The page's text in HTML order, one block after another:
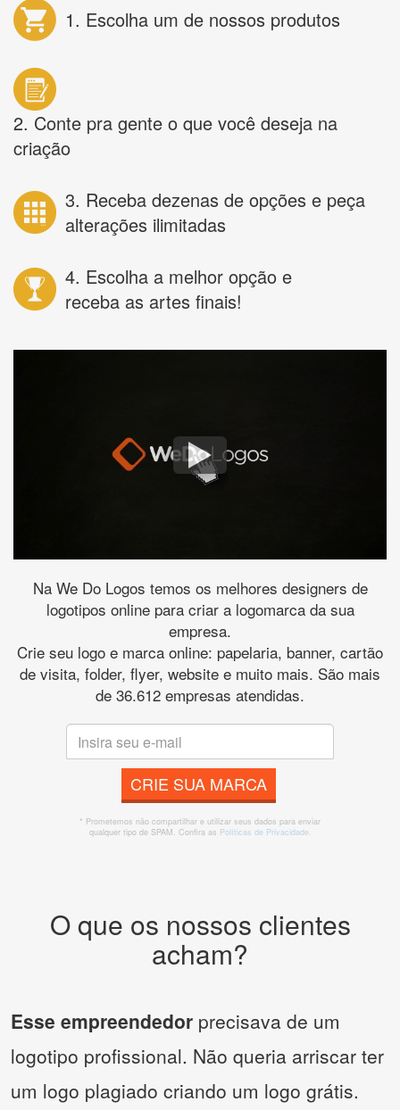
1. Escolha um de nossos produtos
2. Conte pra gente o que você deseja na
criação
3. Receba dezenas de opções e peça
alterações ilimitadas
4. Escolha a melhor opção e
receba as artes finais!
Na We Do Logos temos os melhores designers de
logotipos online para criar a logomarca da sua
empresa.
Crie seu logo e marca online: papelaria, banner, cartão
de visita, folder, flyer, website e muito mais. São mais
de 36.612 empresas atendidas.
CRIE SUA MARCA
* Prometemos não compartilhar e utilizar seus dados para enviar
qualquer tipo de SPAM. Confira as Políticas de Privacidade.
O que os nossos clientes
acham?
Esse empreendedor precisava de um
logotipo profissional. Não queria arriscar ter
um logo plagiado criando um logo grátis.